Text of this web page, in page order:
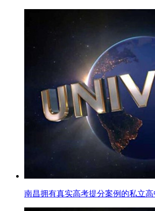
南昌拥有真实高考提分案例的私立